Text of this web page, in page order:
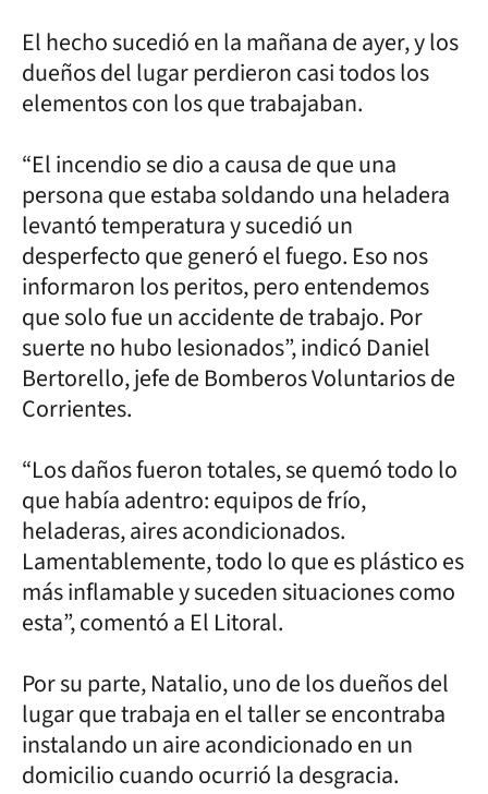
El hecho sucedió en la mañana de ayer, y los
dueños del lugar perdieron casi todos los
elementos con los que trabajaban.
“El incendio se dio a causa de que una
persona que estaba soldando una heladera
levantó temperatura y sucedió un
desperfecto que generó el fuego. Eso nos
informaron los peritos, pero entendemos
que solo fue un accidente de trabajo. Por
suerte no hubo lesionados”, indicó Daniel
Bertorello, jefe de Bomberos Voluntarios de
Corrientes.
“Los daños fueron totales, se quemó todo lo
que había adentro: equipos de frío,
heladeras, aires acondicionados.
Lamentablemente, todo lo que es plástico es
más inflamable y suceden situaciones como
esta”, comentó a El Litoral.
Por su parte, Natalio, uno de los dueños del
lugar que trabaja en el taller se encontraba
instalando un aire acondicionado en un
domicilio cuando ocurrió la desgracia.